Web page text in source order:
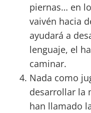
piernas… en
vaivén hacia
ayudará a
lenguaje, el
caminar.
Nada como
desarrollar la
han llamado